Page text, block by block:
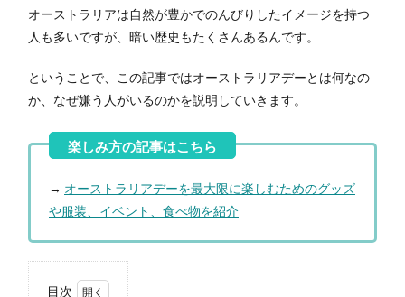
オーストラリアは自然が豊かでのんびりしたイメージを持つ
人も多いですが、暗い歴史もたくさんあるんです。
ということで、この記事ではオーストラリアデーとは何なの
か、なぜ嫌う人がいるのかを説明していきます。
→ オーストラリアデーを最大限に楽しむためのグッズ
や服装、イベント、食べ物を紹介
目次